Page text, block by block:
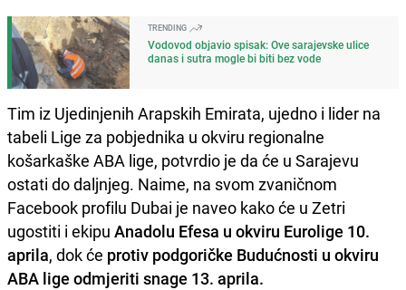
TRENDING
Vodovod objavio spisak: Ove sarajevske ulice
danas i sutra mogle bi biti bez vode
Tim iz Ujedinjenih Arapskih Emirata, ujedno i lider na
tabeli Lige za pobjednika u okviru regionalne
košarkaške ABA lige, potvrdio je da će u Sarajevu
ostati do daljnjeg. Naime, na svom zvaničnom
Facebook profilu Dubai je naveo kako će u Zetri
ugostiti i ekipu Anadolu Efesa u okviru Eurolige 10.
aprila, dok će protiv podgoričke Budućnosti u okviru
ABA lige odmjeriti snage 13. aprila.